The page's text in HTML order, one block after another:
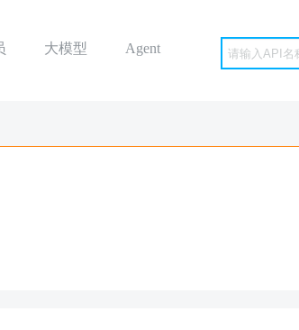
大模型 Agent